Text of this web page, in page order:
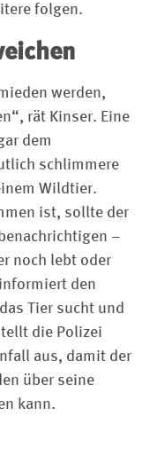
folgen.
werden,
rät Kinser. Eine
dem
schlimmere
Wildtier.
ist, sollte der
–
noch lebt oder
den
Tier sucht und
die Polizei
aus, damit der
über seine
kann.